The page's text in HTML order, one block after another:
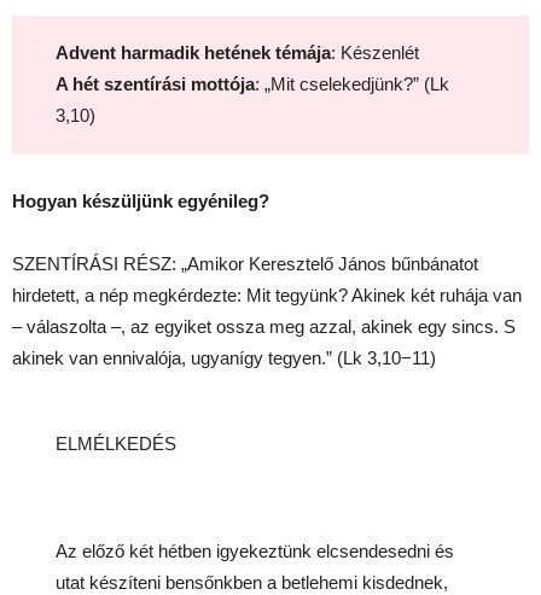
Advent harmadik hetének témája: Készenlét
A hét szentírási mottója: „Mit cselekedjünk?” (Lk
3,10)
Hogyan készüljünk egyénileg?
SZENTÍRÁSI RÉSZ: „Amikor Keresztelő János bűnbánatot
hirdetett, a nép megkérdezte: Mit tegyünk? Akinek két ruhája van
– válaszolta –, az egyiket ossza meg azzal, akinek egy sincs. S
akinek van ennivalója, ugyanígy tegyen.” (Lk 3,10−11)
ELMÉLKEDÉS
Az előző két hétben igyekeztünk elcsendesedni és
utat készíteni bensőnkben a betlehemi kisdednek,